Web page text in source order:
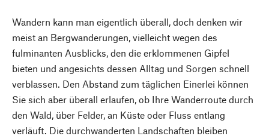
Wandern kann man eigentlich überall, doch denken wir
meist an Bergwanderungen, vielleicht wegen des
fulminanten Ausblicks, den die erklommenen Gipfel
bieten und angesichts dessen Alltag und Sorgen schnell
verblassen. Den Abstand zum täglichen Einerlei können
Sie sich aber überall erlaufen, ob Ihre Wanderroute durch
den Wald, über Felder, an Küste oder Fluss entlang
verläuft. Die durchwanderten Landschaften bleiben